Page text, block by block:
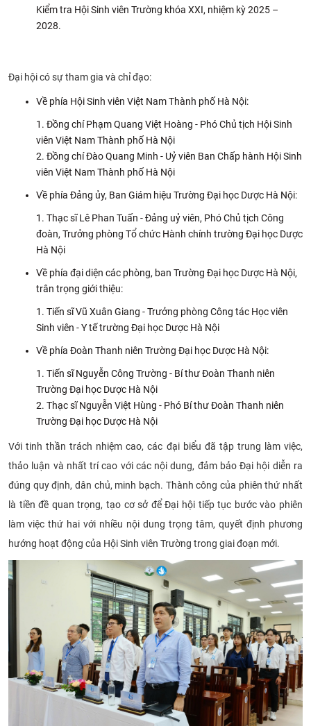
Kiểm tra Hội Sinh viên Trường khóa XXI, nhiệm kỳ 2025 –
2028.
Đại hộicó sự tham gia và chỉ đạo:
Về phía Hội Sinh viên Việt Nam Thành phố Hà Nội:
Đồng chí Phạm Quang Việt Hoàng - Phó Chủ tịch Hội Sinh
viên Việt Nam Thành phố Hà Nội
Đồng chí Đào Quang Minh - Uỷ viên Ban Chấp hành Hội Sinh
viên Việt Nam Thành phố Hà Nội
Về phía Đảng ủy, Ban Giám hiệu Trường Đại học Dược Hà Nội:
Thạc sĩ Lê Phan Tuấn - Đảng uỷ viên, Phó Chủ tịch Công
đoàn, Trưởng phòng Tổ chức Hành chính trường Đại học Dược
Hà Nội
Về phía đại diện các phòng, ban Trường Đại học Dược Hà Nội,
trân trọng giới thiệu:
Tiến sĩ Vũ Xuân Giang - Trưởng phòng Công tác Học viên
Sinh viên - Y tế trường Đại học Dược Hà Nội
Về phía Đoàn Thanh niên Trường Đại học Dược Hà Nội:
Tiến sĩ Nguyễn Công Trường - Bí thư Đoàn Thanh niên
Trường Đại học Dược Hà Nội
Thạc sĩ Nguyễn Việt Hùng - Phó Bí thư Đoàn Thanh niên
Trường Đại học Dược Hà Nội
Với tinh thần trách nhiệm cao, các đại biểu đã tập trung làm việc,
thảo luận và nhất trí cao với các nội dung, đảm bảo Đại hội diễn ra
đúng quy định, dân chủ, minh bạch. Thành công của phiên thứ nhất
là tiền đề quan trọng, tạo cơ sở để Đại hội tiếp tục bước vào phiên
làm việc thứ hai với nhiều nội dung trọng tâm, quyết định phương
hướng hoạt động của Hội Sinh viên Trường trong giai đoạn mới.